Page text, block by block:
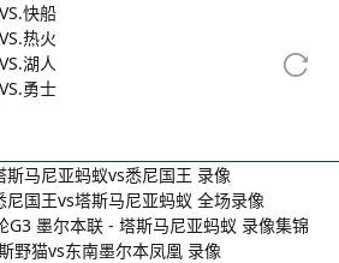
快船
热火
湖人
勇士
马尼亚蚂蚁vs悉尼国王 录像
国王vs塔斯马尼亚蚂蚁 全场录像
G3 墨尔本联 - 塔斯马尼亚蚂蚁 录像集锦
野猫vs东南墨尔本凤凰 录像